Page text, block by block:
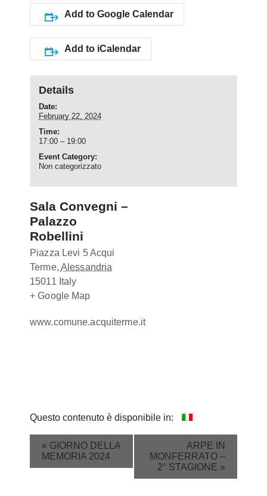
Add to Google Calendar
Add to iCalendar
Details
Date:
February 22, 2024
Time:
17:00 – 19:00
Event Category:
Non categorizzato
Sala Convegni –
Palazzo
Robellini
Piazza Levi 5Acqui
Terme, Alessandria
15011 Italy
+ Google Map
www.comune.acquiterme.it
Questo contenuto è disponibile in:
Event
Navigation
« GIORNO DELLA
MEMORIA 2024
ARPE IN
MONFERRATO –
2° STAGIONE »